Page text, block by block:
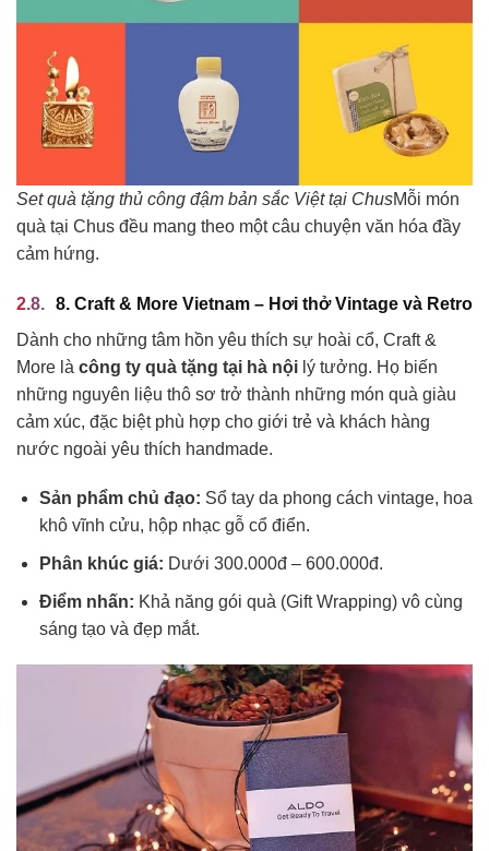
Set quà tặng thủ công đậm bản sắc Việt tại ChusMỗi món
quà tại Chus đều mang theo một câu chuyện văn hóa đầy
cảm hứng.
8. Craft & More Vietnam – Hơi thở Vintage và Retro
Dành cho những tâm hồn yêu thích sự hoài cổ, Craft &
More là công ty quà tặng tại hà nội lý tưởng. Họ biến
những nguyên liệu thô sơ trở thành những món quà giàu
cảm xúc, đặc biệt phù hợp cho giới trẻ và khách hàng
nước ngoài yêu thích handmade.
Sản phẩm chủ đạo: Sổ tay da phong cách vintage, hoa
khô vĩnh cửu, hộp nhạc gỗ cổ điển.
Phân khúc giá: Dưới 300.000đ – 600.000đ.
Điểm nhấn: Khả năng gói quà (Gift Wrapping) vô cùng
sáng tạo và đẹp mắt.